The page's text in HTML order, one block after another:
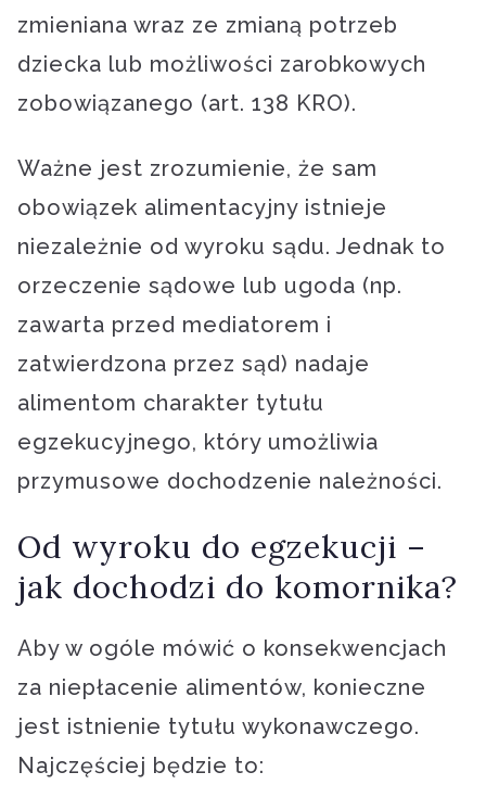
zmieniana wraz ze zmianą potrzeb
dziecka lub możliwości zarobkowych
zobowiązanego (art. 138 KRO).
Ważne jest zrozumienie, że sam
obowiązek alimentacyjny istnieje
niezależnie od wyroku sądu. Jednak to
orzeczenie sądowe lub ugoda (np.
zawarta przed mediatorem i
zatwierdzona przez sąd) nadaje
alimentom charakter tytułu
egzekucyjnego, który umożliwia
przymusowe dochodzenie należności.
Od wyroku do egzekucji –
jak dochodzi do komornika?
Aby w ogóle mówić o konsekwencjach
za niepłacenie alimentów, konieczne
jest istnienie tytułu wykonawczego.
Najczęściej będzie to: